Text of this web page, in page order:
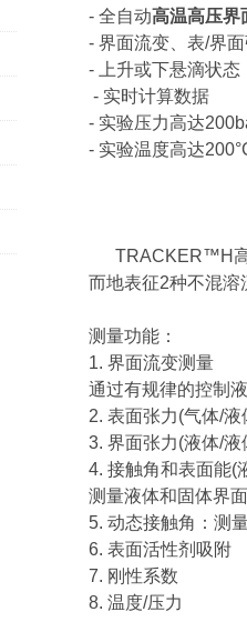
- 全自动高温高压界
- 界面流变、表/界
-
上升或下悬滴状态
- 实时计算数据
- 实验压力高达
- 实验温度高达
TRACKER™H高
而地表征2种不混溶
测量功能：
1. 界面流变测量
通过有规律的控制
2. 表面张力(气体/液
3. 界面张力(液体/液
4. 接触角和表面能(
测量液体和固体界
5. 动态接触角：测
6. 表面活性剂吸附
7. 刚性系数
8. 温度/压力